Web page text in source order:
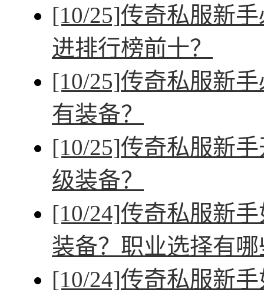
[10/25]传奇私服新
进排行榜前十？
[10/25]传奇私服新
有装备？
[10/25]传奇私服新
级装备？
[10/24]传奇私服新
装备？职业选择有
[10/24]传奇私服新